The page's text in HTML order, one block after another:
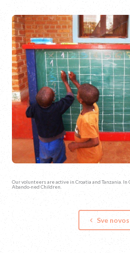
Our volunteers are active in Croatia and Tanzania.
Abando-ned Children.
keyboard_arrow_left Sve